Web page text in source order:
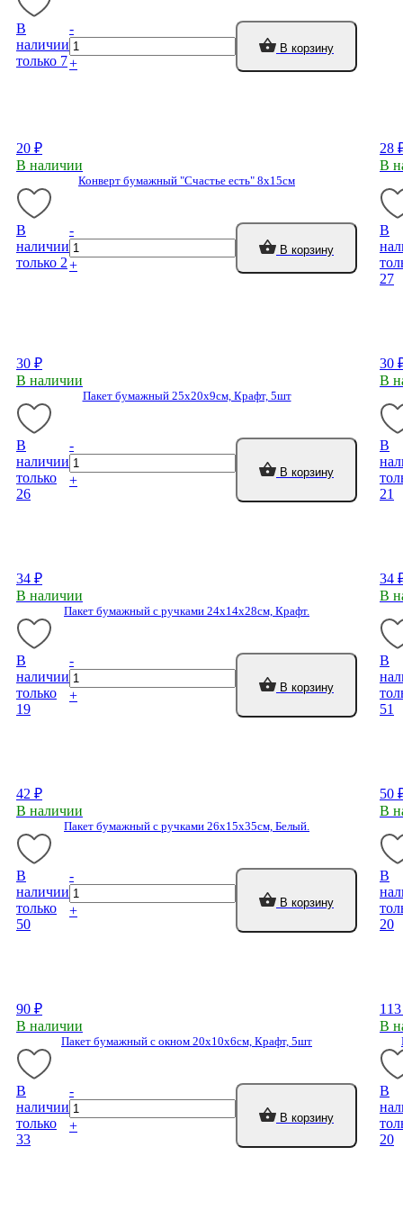
В
наличии
только 7
-
+
В корзину
20 ₽
В наличии
Конверт бумажный "Счастье есть" 8х15см
В
наличии
только 2
-
+
В корзину
28
В
В
27
30 ₽
В наличии
Пакет бумажный 25х20х9см, Крафт, 5шт
В
наличии
только
26
-
+
В корзину
30
В
В
21
34 ₽
В наличии
Пакет бумажный с ручками 24х14х28см, Крафт.
В
наличии
только
19
-
+
В корзину
34
В
В
51
42 ₽
В наличии
Пакет бумажный с ручками 26х15х35см, Белый.
В
наличии
только
50
-
+
В корзину
50
В
В
20
90 ₽
В наличии
Пакет бумажный с окном 20х10х6см, Крафт, 5шт
В
наличии
только
33
-
+
В корзину
В
В
20